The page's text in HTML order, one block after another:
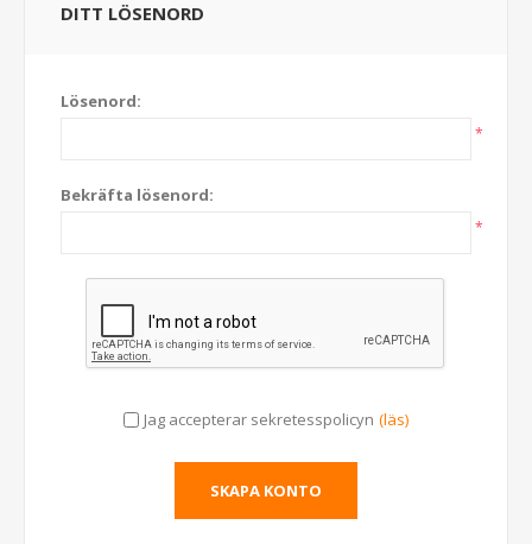
DITT LÖSENORD
Lösenord:
*
Bekräfta lösenord:
*
Jag accepterar sekretesspolicyn (läs)